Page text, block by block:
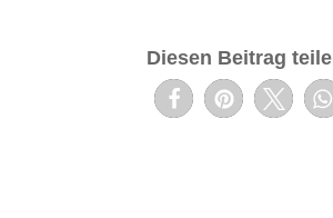
Diesen Beitrag